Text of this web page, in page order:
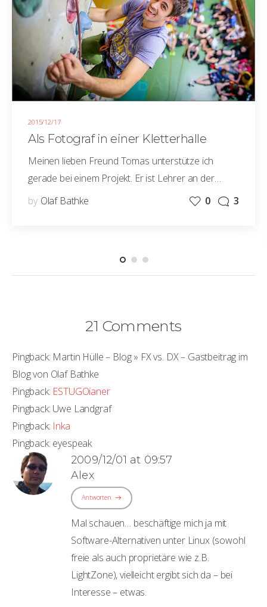
2015/12/17
Als Fotograf in einer Kletterhalle
Meinen lieben Freund Tomas unterstütze ich
gerade bei einem Projekt. Er ist Lehrer an der…
by Olaf Bathke 0 3
21 Comments
Pingback: Martin Hülle – Blog » FX vs. DX – Gastbeitrag im
Blog von Olaf Bathke
Pingback: ESTUGOianer
Pingback: Uwe Landgraf
Pingback: Inka
Pingback: eyespeak
2009/12/01 at 09:57
Alex
Antworten
Mal schauen… beschäftige mich ja mit
Software-Alternativen unter Linux (sowohl
freie als auch proprietäre wie z.B.
LightZone), vielleicht ergibt sich da – bei
Interesse – etwas.